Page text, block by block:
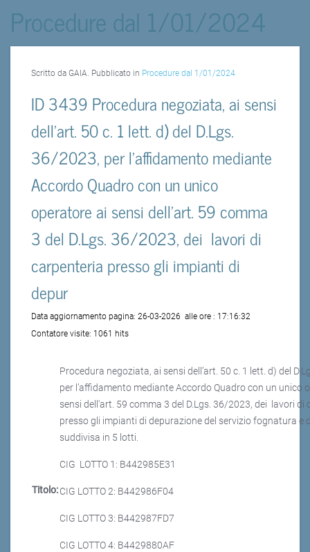
Procedure dal 1/01/2024
Scritto da GAIA. Pubblicato in Procedure dal 1/01/2024
ID 3439 Procedura negoziata, ai sensi
dell’art. 50 c. 1 lett. d) del D.Lgs.
36/2023, per l’affidamento mediante
Accordo Quadro con un unico
operatore ai sensi dell'art. 59 comma
3 del D.Lgs. 36/2023, dei lavori di
carpenteria presso gli impianti di
depur
Data aggiornamento pagina: 26-03-2026 alle ore : 17:16:32
Contatore visite: 1061 hits
Titolo:
Procedura negoziata, ai sensi dell’art. 50 c. 1 lett. d) del
per l’affidamento mediante Accordo Quadro con un unico
sensi dell'art. 59 comma 3 del D.Lgs. 36/2023, dei lavori di
presso gli impianti di depurazione del servizio fognatura e
suddivisa in 5 lotti.
CIG LOTTO 1: B442985E31
CIG LOTTO 2: B442986F04
CIG LOTTO 3: B442987FD7
CIG LOTTO 4: B4429880AF